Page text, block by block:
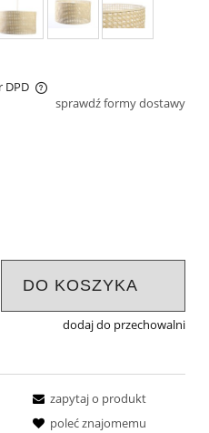
DPD
kosztów płatności
sprawdź formy dostawy
DO KOSZYKA
dodaj do przechowalni
zapytaj o produkt
poleć znajomemu